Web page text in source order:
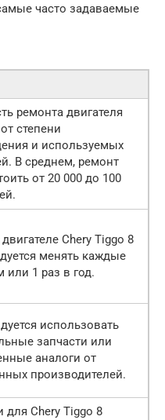
часто задаваемые
ремонта двигателя
степени
и используемых
В среднем, ремонт
от 20 000 до 100
Chery Tiggo 8
менять каждые
или 1 раз в год.
использовать
запчасти или
аналоги от
производителей.
для Chery Tiggo 8